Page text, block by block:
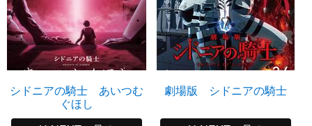
シドニアの騎士 あいつむ
ぐほし
劇場版 シドニアの騎士